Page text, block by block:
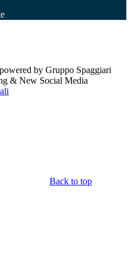
by Gruppo Spaggiari
& New Social Media
Back to top